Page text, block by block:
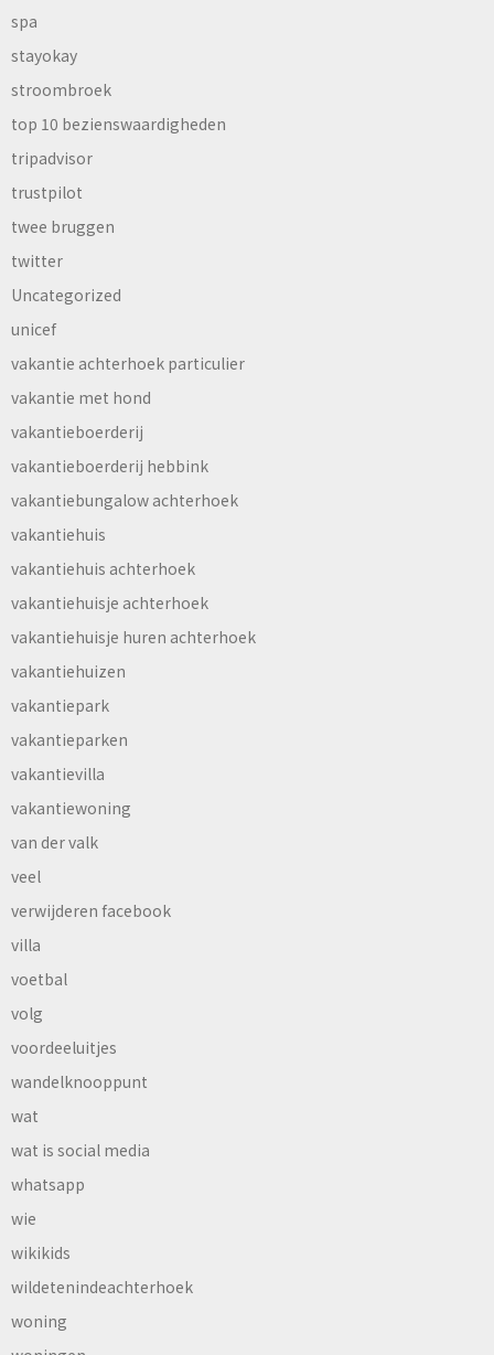
spa
stayokay
stroombroek
top 10 bezienswaardigheden
tripadvisor
trustpilot
twee bruggen
twitter
Uncategorized
unicef
vakantie achterhoek particulier
vakantie met hond
vakantieboerderij
vakantieboerderij hebbink
vakantiebungalow achterhoek
vakantiehuis
vakantiehuis achterhoek
vakantiehuisje achterhoek
vakantiehuisje huren achterhoek
vakantiehuizen
vakantiepark
vakantieparken
vakantievilla
vakantiewoning
van der valk
veel
verwijderen facebook
villa
voetbal
volg
voordeeluitjes
wandelknooppunt
wat
wat is social media
whatsapp
wie
wikikids
wildetenindeachterhoek
woning